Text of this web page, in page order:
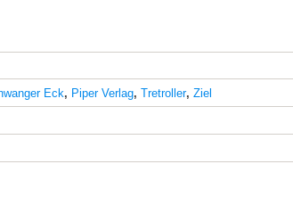
Eck, Piper Verlag, Tretroller, Ziel